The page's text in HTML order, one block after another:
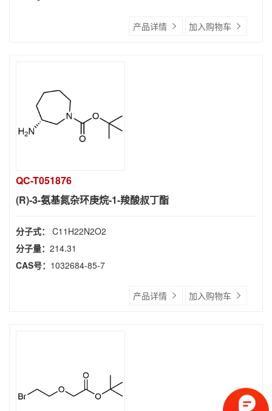
产品详情 加入购物车
QC-T051876
(R)-3-氨基氮杂环庚烷-1-羧酸叔丁酯
分子式： C11H22N2O2
分子量： 214.31
CAS号： 1032684-85-7
产品详情 加入购物车